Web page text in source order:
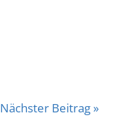
Nächster Beitrag